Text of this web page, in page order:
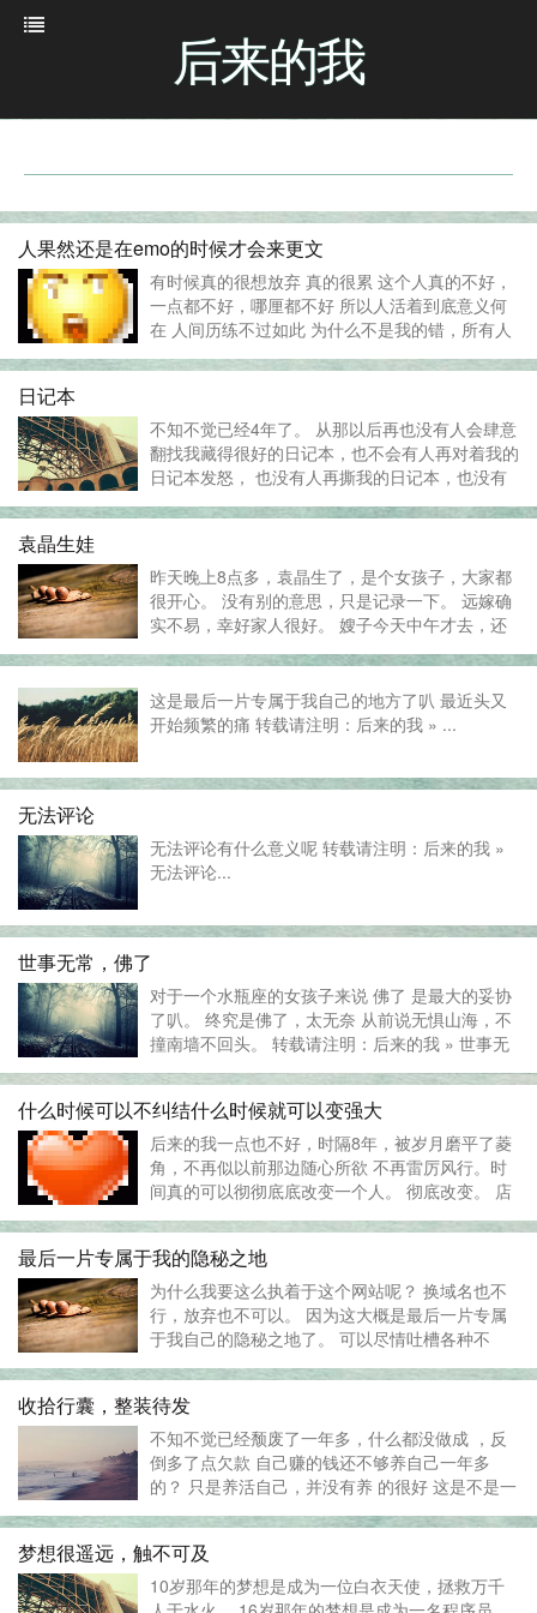
后来的我
人果然还是在emo的时候才会来更文
有时候真的很想放弃 真的很累 这个人真的不好，
一点都不好，哪厘都不好 所以人活着到底意义何
在 人间历练不过如此 为什么不是我的错，所有人
都要这样子 为什么遇到事情就要把自己摘得干干
净净的，良心不会痛吗？ 或者说没有心呢 是吧，
日记本
不知不觉已经4年了。 从那以后再也没有人会肆意
翻找我藏得很好的日记本，也不会有人再对着我的
日记本发怒， 也没有人再撕我的日记本，也没有
那样一个人值得我写被泪水浸透的日记了。也没有
意义了。 总是失去了一些，才知道永远回不来，
袁晶生娃
昨天晚上8点多，袁晶生了，是个女孩子，大家都
很开心。 没有别的意思，只是记录一下。 远嫁确
实不易，幸好家人很好。 嫂子今天中午才去，还
是坐的高铁。 也是很值得开心的一件事， 最让人
尴尬的是，她的孩子居然要叫我外婆。。。 我今
年芳龄才25就当...
这是最后一片专属于我自己的地方了叭 最近头又
开始频繁的痛 转载请注明：后来的我 » ...
无法评论
无法评论有什么意义呢 转载请注明：后来的我 »
无法评论...
世事无常，佛了
对于一个水瓶座的女孩子来说 佛了 是最大的妥协
了叭。 终究是佛了，太无奈 从前说无惧山海，不
撞南墙不回头。 转载请注明：后来的我 » 世事无
常，佛了...
什么时候可以不纠结什么时候就可以变强大
后来的我一点也不好，时隔8年，被岁月磨平了菱
角，不再似以前那边随心所欲 不再雷厉风行。时
间真的可以彻彻底底改变一个人。 彻底改变。 店
铺接手已经有3个半月。从一开始的坚定到犹豫到
笃定到现在的纠结，个中艰辛真是难以言喻。 淘
宝总是在你以为正确的时候给你致...
最后一片专属于我的隐秘之地
为什么我要这么执着于这个网站呢？ 换域名也不
行，放弃也不可以。 因为这大概是最后一片专属
于我自己的隐秘之地了。 可以尽情吐槽各种不
快，委屈却无人理解的时候可以一一记录下来。
不如意时可以尽情吐槽，这是专属于我的自由土
壤。 这是别人不知道的...
收拾行囊，整装待发
不知不觉已经颓废了一年多，什么都没做成 ，反
倒多了点欠款 自己赚的钱还不够养自己一年多
的？ 只是养活自己，并没有养 的很好 这是不是一
种悲哀？ 温水煮青蛙 ，浪子回头 。 所以，我要
再为自己努力一次 ！可是怎么努力呢？ &...
梦想很遥远，触不可及
10岁那年的梦想是成为一位白衣天使，拯救万千